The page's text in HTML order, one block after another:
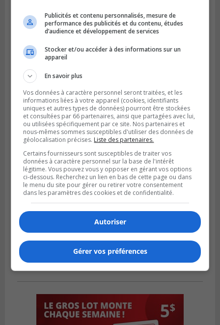
SAINT-HUBERT
Publié le 6 août 2026 à 09h39
Longueuil injecte 1,5 M$ pour moderniser
deux stations de pompage
Publicités et contenu personnalisés, mesure de
performance des publicités et du contenu, études
d’audience et développement de services
Stocker et/ou accéder à des informations sur un
appareil
En savoir plus
Vos données à caractère personnel seront traitées, et les
informations liées à votre appareil (cookies, identifiants
uniques et autres types de données) pourront être stockées
et consultées par 66 partenaires, ainsi que partagées avec lui,
ou utilisées spécifiquement par ce site. Nos partenaires et
nous-mêmes sommes susceptibles d'utiliser des données de
géolocalisation précises. Liste des partenaires.
Certains fournisseurs sont susceptibles de traiter vos
données à caractère personnel sur la base de l'intérêt
légitime. Vous pouvez vous y opposer en gérant vos options
ci-dessous. Recherchez un lien en bas de cette page ou dans
le menu du site pour gérer ou retirer votre consentement
dans les paramètres des cookies et de confidentialité.
Autoriser
Gérer vos préférences